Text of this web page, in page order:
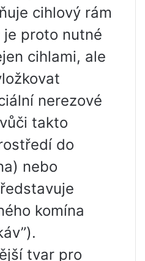
cihlový rám
je proto nutné
cihlami, ale
nerezové
takto
do
nebo
komína
tvar pro